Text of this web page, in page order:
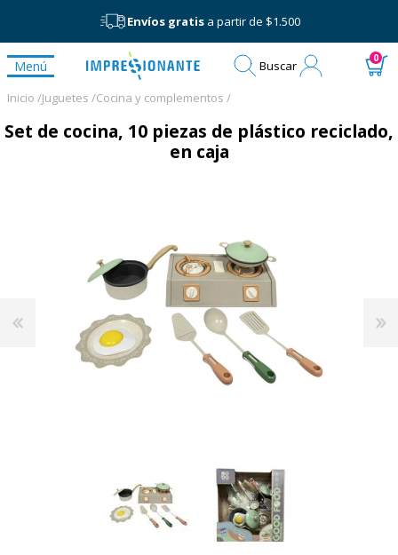
Envíos gratisa partir de $1.500
Menú Buscar 0
Inicio /Juguetes /Cocina y complementos /
Set de cocina, 10 piezas de plástico reciclado,
en caja